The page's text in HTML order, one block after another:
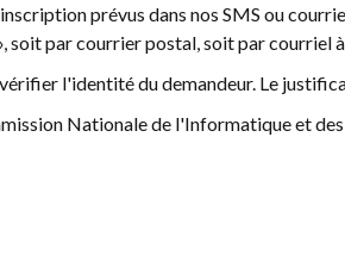
prévus dans nos SMS ou
par courrier postal, soit par courriel
l'identité du demandeur. Le
Nationale de l'Informatique et